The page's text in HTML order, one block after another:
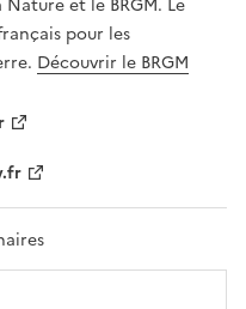
É
G
A
L
F
A
T
R
et le BRGM. Le
pour les
Découvrir le BRGM